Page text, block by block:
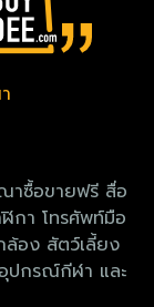
ณาซื้อขายฟรี สื่อ
กา โทรศัพท์มือ
ล้อง สัตว์เลี้ยง
อุปกรณ์กีฬา และ